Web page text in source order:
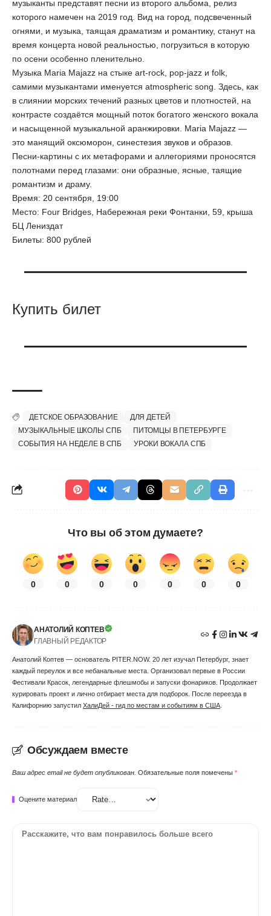
музыканты представят песни из второго альбома, релиз
которого намечен на 2019 год. Вид на город, подсвеченный
огнями, и музыка, таящая драматизм и романтику, станут на
время концерта новой реальностью, погрузиться в которую
по осени особенно пленительно.
Музыка Maria Majazz на стыке art-rock, pop-jazz и folk,
самими музыкантами именуется atmospheric song. Здесь, как
в слиянии морских течений разных цветов и плотностей, на
контрасте создаётся мощный поток богатого женского вокала
и насыщенной музыкальной аранжировки. Maria Majazz —
это манящий оксюморон, синестезия звуков и образов.
Песни-картины с их метафорами и аллегориями проносятся
полотнами перед глазами: они образные, ясные, таящие
романтизм и драму.
Время: 20 сентября, 19:00
Место: Four Bridges, Набережная реки Фонтанки, 59, крыша
БЦ Лениздат
Билеты: 800 рублей
Купить билет
ДЕТСКОЕ ОБРАЗОВАНИЕ
ДЛЯ ДЕТЕЙ
МУЗЫКАЛЬНЫЕ ШКОЛЫ СПБ
ПИТОМЦЫ В ПЕТЕРБУРГЕ
СОБЫТИЯ НА НЕДЕЛЕ В СПБ
УРОКИ ВОКАЛА СПБ
Что вы об этом думаете?
0 0 0 0 0 0 0
АНАТОЛИЙ КОПТЕВ
ГЛАВНЫЙ РЕДАКТОР
Анатолий Коптев — основатель PITER.NOW. 20 лет изучал Петербург, знает
каждый переулок и все небанальные места. Организовал первые в России
Фестивали Красок, легендарные флешмобы и запуски фонариков. Продолжает
курировать проект и лично отбирает места для подборок. После переезда в
Калифорнию запустил ХалиДей - гид по местам и событиям в США.
Обсуждаем вместе
Ваш адрес email не будет опубликован. Обязательные поля помечены *
Оцените материал